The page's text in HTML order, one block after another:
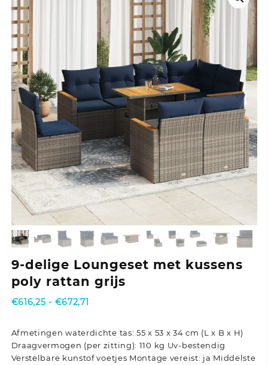
9-delige Loungeset met kussens
poly rattan grijs
€616,25 - €672,71
Afmetingen waterdichte tas: 55 x 53 x 34 cm (L x B x H)
Draagvermogen (per zitting): 110 kg Uv-bestendig
Verstelbare kunstof voetjes Montage vereist: ja Middelste